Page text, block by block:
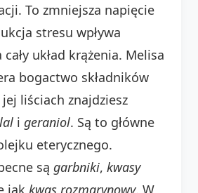
To zmniejsza napięcie
stresu wpływa
układ krążenia. Melisa
bogactwo składników
liściach znajdziesz
i geraniol. Są to główne
eterycznego.
są garbniki, kwasy
jak kwas rozmarynowy. W